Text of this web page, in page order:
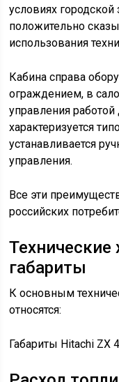
условиях
положительно
использования
Кабина справа
ограждением, в
управления работой
характеризуется
устанавливается
управления.
Все эти
российских
Технические
габариты
К основным
относятся:
Габариты Hitachi ZX